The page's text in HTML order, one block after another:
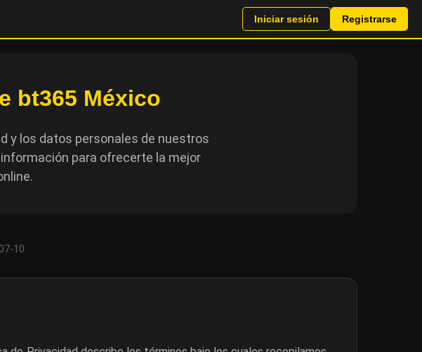
Iniciar sesión Registrarse
bt365 México
y los datos personales de nuestros
para ofrecerte la mejor
10